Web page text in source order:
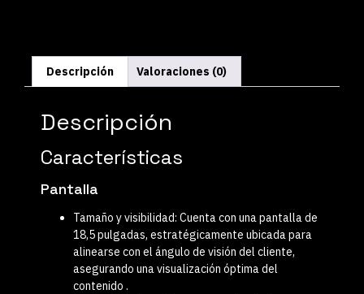
Descripción Valoraciones (0)
Descripción
Características
Pantalla
Tamaño y visibilidad: Cuenta con una pantalla de
18,5 pulgadas, estratégicamente ubicada para
alinearse con el ángulo de visión del cliente,
asegurando una visualización óptima del
contenido .